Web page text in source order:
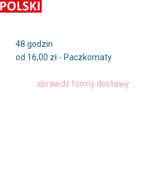
48 godzin
od 16,00 zł - Paczkomaty
kosztów płatności
sprawdź formy dostawy